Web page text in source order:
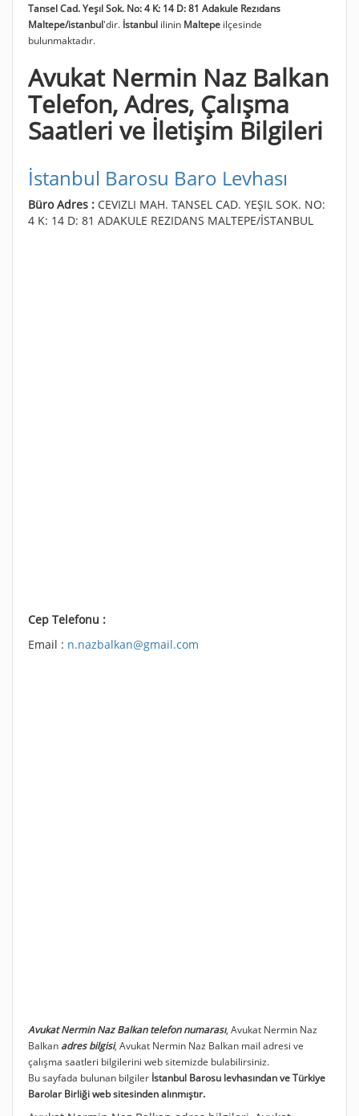
Tansel Cad. Yeşıl Sok. No: 4 K: 14 D: 81 Adakule Rezıdans
Maltepe/istanbul'dir. İstanbul ilinin Maltepe ilçesinde
bulunmaktadır.
Avukat Nermin Naz Balkan
Telefon, Adres, Çalışma
Saatleri ve İletişim Bilgileri
İstanbul Barosu Baro Levhası
Büro Adres : CEVIZLI MAH. TANSEL CAD. YEŞIL SOK. NO:
4 K: 14 D: 81 ADAKULE REZIDANS MALTEPE/İSTANBUL
Cep Telefonu :
Email : n.nazbalkan@gmail.com
Avukat Nermin Naz Balkan telefon numarası, Avukat Nermin Naz
Balkan adres bilgisi, Avukat Nermin Naz Balkan mail adresi ve
çalışma saatleri bilgilerini web sitemizde bulabilirsiniz.
Bu sayfada bulunan bilgiler İstanbul Barosu levhasından ve Türkiye
Barolar Birliği web sitesinden alınmıştır.